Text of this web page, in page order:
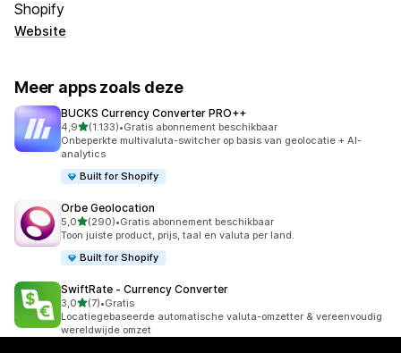
Shopify
Website
Meer apps zoals deze
BUCKS Currency Converter PRO++
4,9van 5 sterren
(1.133)
1133 recensies in totaal
•Gratis abonnement beschikbaar
Onbeperkte multivaluta-switcher op basis van geolocatie + AI-
analytics
Built for Shopify
Orbe Geolocation
5,0van 5 sterren
(290)
290 recensies in totaal
•Gratis abonnement beschikbaar
Toon juiste product, prijs, taal en valuta per land.
Built for Shopify
SwiftRate ‑ Currency Converter
3,0van 5 sterren
(7)
7 recensies in totaal
•Gratis
Locatiegebaseerde automatische valuta-omzetter & vereenvoudig
wereldwijde omzet